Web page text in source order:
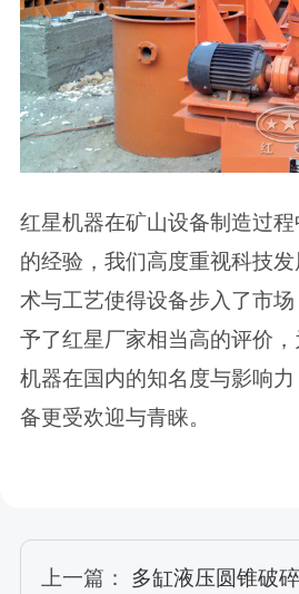
红星机器在矿山设备制造过
的经验，我们高度重视科技
术与工艺使得设备步入了市
予了红星厂家相当高的评价
机器在国内的知名度与影响
备更受欢迎与青睐。
上一篇： 多缸液压圆锥破碎机价